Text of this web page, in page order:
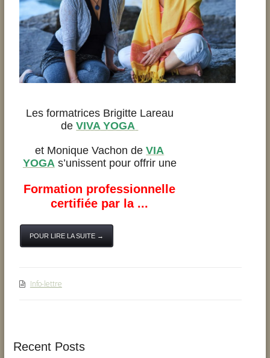
Les formatrices Brigitte Lareau
deVIVA YOGA
et Monique Vachon deVIA
YOGA s’unissent pour offrir une
Formation professionnelle
certifiée par la ...
POUR LIRE LA SUITE →
Info-lettre
Recent Posts